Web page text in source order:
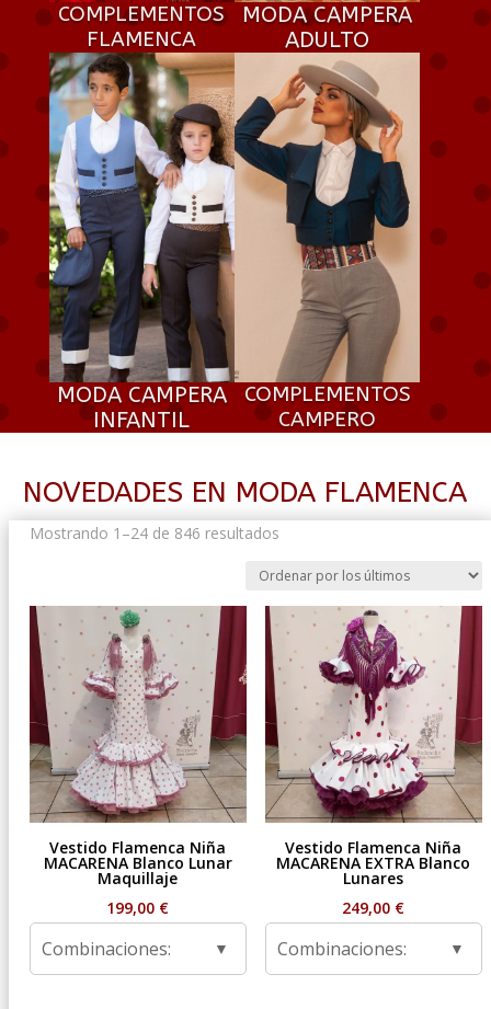
COMPLEMENTOS
FLAMENCA
MODA CAMPERA
ADULTO
MODA CAMPERA
INFANTIL
COMPLEMENTOS
CAMPERO
NOVEDADES EN MODA FLAMENCA
Mostrando 1–24 de 846 resultadosOrdenado
los
últimos
Vestido Flamenca Niña
MACARENA Blanco Lunar
Maquillaje
199,00 €
Combinaciones:
Vestido Flamenca Niña
MACARENA EXTRA Blanco
Lunares
249,00 €
Combinaciones: